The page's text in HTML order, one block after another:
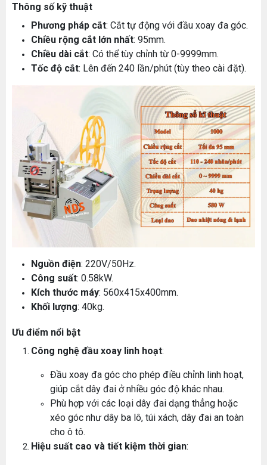
Thông số kỹ thuật
Phương pháp cắt: Cắt tự động với đầu xoay đa góc.
Chiều rộng cắt lớn nhất: 95mm.
Chiều dài cắt: Có thể tùy chỉnh từ 0-9999mm.
Tốc độ cắt: Lên đến 240 lần/phút (tùy theo cài đặt).
Nguồn điện: 220V/50Hz.
Công suất: 0.58kW.
Kích thước máy: 560x415x400mm.
Khối lượng: 40kg.
Ưu điểm nổi bật
Công nghệ đầu xoay linh hoạt:
Đầu xoay đa góc cho phép điều chỉnh linh hoạt,
giúp cắt dây đai ở nhiều góc độ khác nhau.
Phù hợp với các loại dây đai dạng thẳng hoặc
xéo góc như dây ba lô, túi xách, dây đai an toàn
cho ô tô.
Hiệu suất cao và tiết kiệm thời gian: